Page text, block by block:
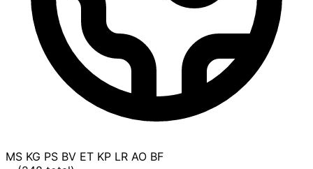
MS KG PS BV ET KP LR AO BF